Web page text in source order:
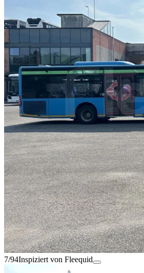
7/94Inspiziert von Fleequid